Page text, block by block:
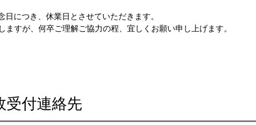
につき、休業日とさせていただきます。
ますが、何卒ご理解ご協力の程、宜しくお願い申し上げます。
受付連絡先